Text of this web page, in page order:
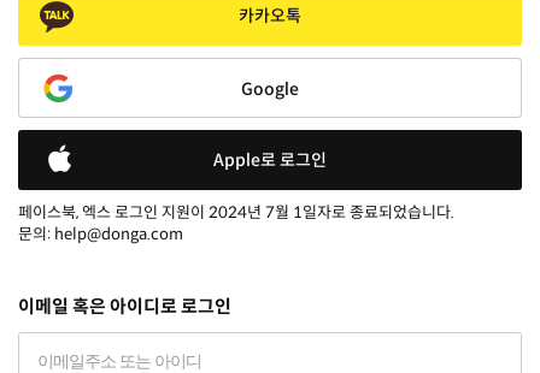
카카오톡
Google
Apple로 로그인
페이스북, 엑스 로그인 지원이 2024년 7월 1일자로 종료되었습니다.
문의: help@donga.com
이메일 혹은 아이디로 로그인